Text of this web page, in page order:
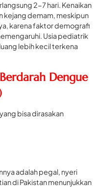
2-7 hari. Kenaikan
kejang demam, meskipun
karena faktor demografi
Usia pediatrik
lebih kecil terkena
Dengue
bisa dirasakan
adalah pegal, nyeri
di Pakistan menunjukkan